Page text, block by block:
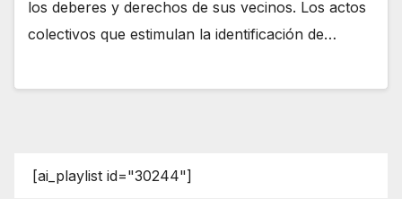
los deberes y derechos de sus vecinos. Los actos
colectivos que estimulan la identificación de…
[ai_playlist id="30244"]